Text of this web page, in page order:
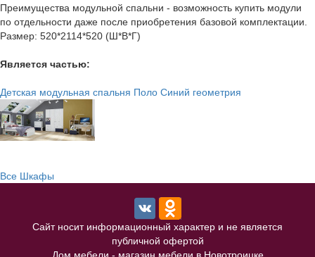
Преимущества модульной спальни - возможность купить модули
по отдельности даже после приобретения базовой комплектации.
Размер: 520*2114*520 (Ш*В*Г)
Является частью:
Детская модульная спальня Поло Синий геометрия
Все Шкафы
Сайт носит информационный характер и не является
публичной офертой
Дом мебели - магазин мебели в Новотроицке